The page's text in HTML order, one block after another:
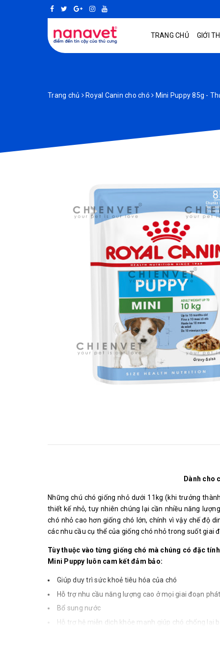
TRANG CHỦ GIỚI
Trang chủ Royal Canin cho chó Mini Puppy 85g -
Dành cho
Những chú chó giống nhỏ dưới 11kg (khi trưởng
thiết kế nhỏ, tuy nhiên chúng lại cần nhiều năng
chó nhỏ cao hơn giống chó lớn, chính vì vậy chế độ
các nhu cầu cụ thể của giống chó nhỏ trong suốt giai
Tùy thuộc vào từng giống chó mà chúng có đặc
Mini Puppy luôn cam kết đảm bảo:
Giúp duy trì sức khoẻ tiêu hóa của chó
Hỗ trợ nhu cầu năng lượng cao ở mọi giai đoạn
Bổ sung nước
Hỗ trợ hệ miễn dịch khỏe mạnh giúp chó chống lại